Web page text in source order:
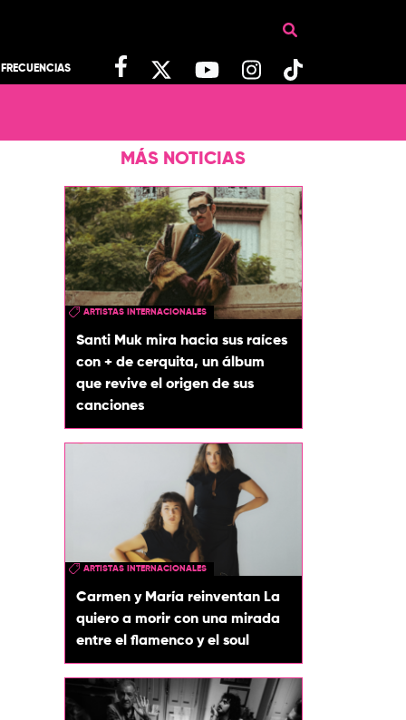
FRECUENCIAS
MÁS NOTICIAS
ARTISTAS INTERNACIONALES
Santi Muk mira hacia sus raíces
con + de cerquita, un álbum
que revive el origen de sus
canciones
ARTISTAS INTERNACIONALES
Carmen y María reinventan La
quiero a morir con una mirada
entre el flamenco y el soul